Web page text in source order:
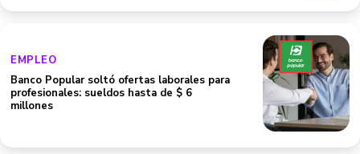
EMPLEO
Banco Popular soltó ofertas laborales para
profesionales: sueldos hasta de $ 6
millones